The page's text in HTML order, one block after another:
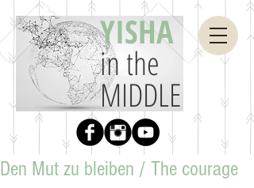
YISHA
in the
MIDDLE
Den Mut zu bleiben / The courage